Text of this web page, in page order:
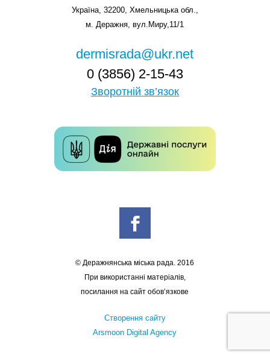
Україна, 32200, Хмельницька обл.,
м. Деражня, вул.Миру,11/1
dermisrada@ukr.net
0 (3856) 2-15-43
Зворотній зв’язок
© Деражнянська міська рада. 2016
При використанні матеріалів,
посилання на сайт обов’язкове
Створення сайту
Arsmoon Digital Agency